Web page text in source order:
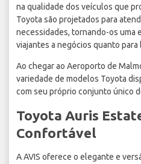
na qualidade dos veículos que
Toyota são projetados para
necessidades, tornando-os uma
viajantes a negócios quanto para
Ao chegar ao Aeroporto de
variedade de modelos Toyota
com seu próprio conjunto único
Toyota Auris
Confortável
A AVIS oferece o elegante e